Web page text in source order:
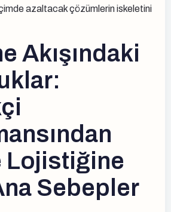
azaltacak çözümlerin iskeletini
Akışındaki
Lojistiğine
Sebepler